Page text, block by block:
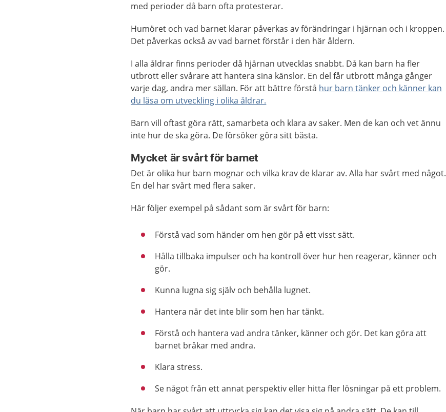
med perioder då barn ofta protesterar.
Humöret och vad barnet klarar påverkas av förändringar i hjärnan och i kroppen.
Det påverkas också av vad barnet förstår i den här åldern.
I alla åldrar finns perioder då hjärnan utvecklas snabbt. Då kan barn ha fler
utbrott eller svårare att hantera sina känslor. En del får utbrott många gånger
varje dag, andra mer sällan. För att bättre förstå hur barn tänker och känner kan
du läsa om utveckling i olika åldrar.
Barn vill oftast göra rätt, samarbeta och klara av saker. Men de kan och vet ännu
inte hur de ska göra. De försöker göra sitt bästa.
Mycket är svårt för barnet
Det är olika hur barn mognar och vilka krav de klarar av. Alla har svårt med något.
En del har svårt med flera saker.
Här följer exempel på sådant som är svårt för barn:
Förstå vad som händer om hen gör på ett visst sätt.
Hålla tillbaka impulser och ha kontroll över hur hen reagerar, känner och
gör.
Kunna lugna sig själv och behålla lugnet.
Hantera när det inte blir som hen har tänkt.
Förstå och hantera vad andra tänker, känner och gör. Det kan göra att
barnet bråkar med andra.
Klara stress.
Se något från ett annat perspektiv eller hitta fler lösningar på ett problem.